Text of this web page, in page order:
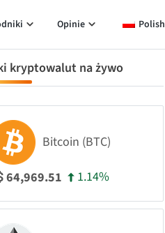
Opinie Polish
kryptowalut na żywo
Bitcoin (BTC)
64,969.51 1.14%